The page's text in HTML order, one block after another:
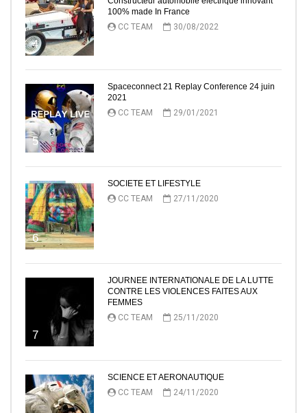
4
100% made In France
CC TEAM
30/08/2022
5
Spaceconnect 21 Replay Conference 24 juin
2021
CC TEAM
29/01/2021
6
SOCIETE ET LIFESTYLE
CC TEAM
27/11/2020
7
JOURNEE INTERNATIONALE DE LA LUTTE
CONTRE LES VIOLENCES FAITES AUX
FEMMES
CC TEAM
25/11/2020
SCIENCE ET AERONAUTIQUE
CC TEAM
24/11/2020